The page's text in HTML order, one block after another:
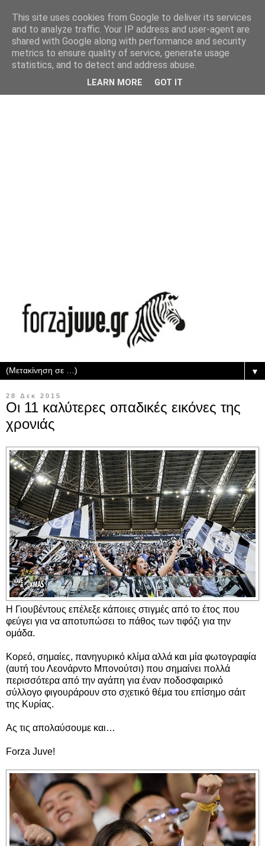
▼
28 Δεκ 2015
Οι 11 καλύτερες οπαδικές εικόνες της
χρονιάς
Η Γιουβέντους επέλεξε κάποιες στιγμές από το έτος που
φεύγει για να αποτυπώσει το πάθος των τιφόζι για την
ομάδα.
Κορεό, σημαίες, πανηγυρικό κλίμα αλλά και μία φωτογραφία
(αυτή του Λεονάρντο Μπονούτσι) που σημαίνει πολλά
περισσότερα από την αγάπη για έναν ποδοσφαιρικό
σύλλογο φιγουράρουν στο σχετικό θέμα του επίσημο σάιτ
της Κυρίας.
Ας τις απολαύσουμε και…
Forza Juve!
This site uses cookies from Google to deliver its services
and to analyze traffic. Your IP address and user-agent are
shared with Google along with performance and security
metrics to ensure quality of service, generate usage
statistics, and to detect and address abuse.
LEARN MORE GOT IT